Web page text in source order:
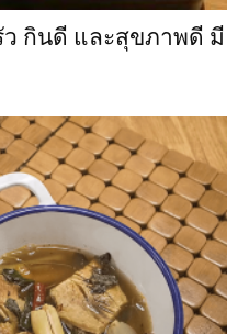
กินดี และสุขภาพดี มี